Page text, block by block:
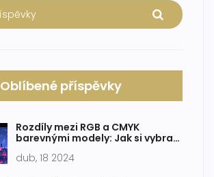
Oblíbené příspěvky
Rozdíly mezi RGB a CMYK
barevnými modely: Jak si vybrat
dub, 18 2024